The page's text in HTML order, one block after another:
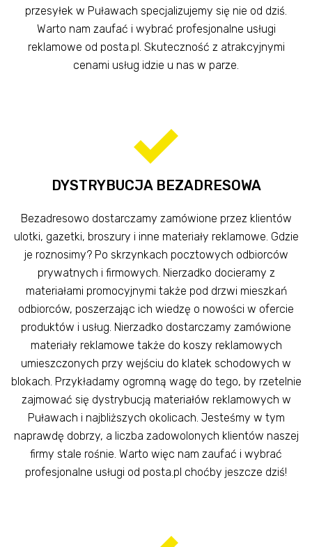
przesyłek w Puławach specjalizujemy się nie od dziś.
Warto nam zaufać i wybrać profesjonalne usługi
reklamowe od posta.pl. Skuteczność z atrakcyjnymi
cenami usług idzie u nas w parze.
DYSTRYBUCJA BEZADRESOWA
Bezadresowo dostarczamy zamówione przez klientów
ulotki, gazetki, broszury i inne materiały reklamowe. Gdzie
je roznosimy? Po skrzynkach pocztowych odbiorców
prywatnych i firmowych. Nierzadko docieramy z
materiałami promocyjnymi także pod drzwi mieszkań
odbiorców, poszerzając ich wiedzę o nowości w ofercie
produktów i usług. Nierzadko dostarczamy zamówione
materiały reklamowe także do koszy reklamowych
umieszczonych przy wejściu do klatek schodowych w
blokach. Przykładamy ogromną wagę do tego, by rzetelnie
zajmować się dystrybucją materiałów reklamowych w
Puławach i najbliższych okolicach. Jesteśmy w tym
naprawdę dobrzy, a liczba zadowolonych klientów naszej
firmy stale rośnie. Warto więc nam zaufać i wybrać
profesjonalne usługi od posta.pl choćby jeszcze dziś!